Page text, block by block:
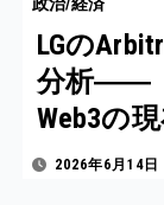
LGの
分析――
Web3の
2026年6月14日